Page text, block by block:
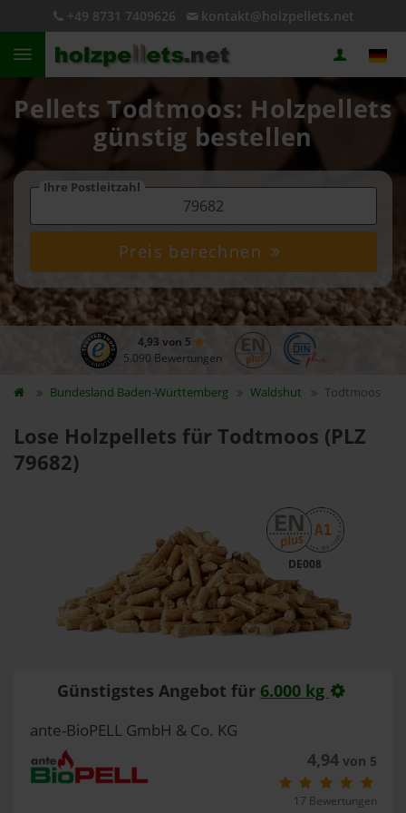
+49 8731 7409626 kontakt@holzpellets.net
Pellets Todtmoos: Holzpellets
günstig bestellen
Ihre Postleitzahl
Preis berechnen
4,93 von 5
5.090 Bewertungen
Bundesland Baden-Württemberg Waldshut Todtmoos
Lose Holzpellets für Todtmoos (PLZ
79682)
DE008
Günstigstes Angebot für 6.000 kg
ante-BioPELL GmbH & Co. KG
4,94von 5
17 Bewertungen